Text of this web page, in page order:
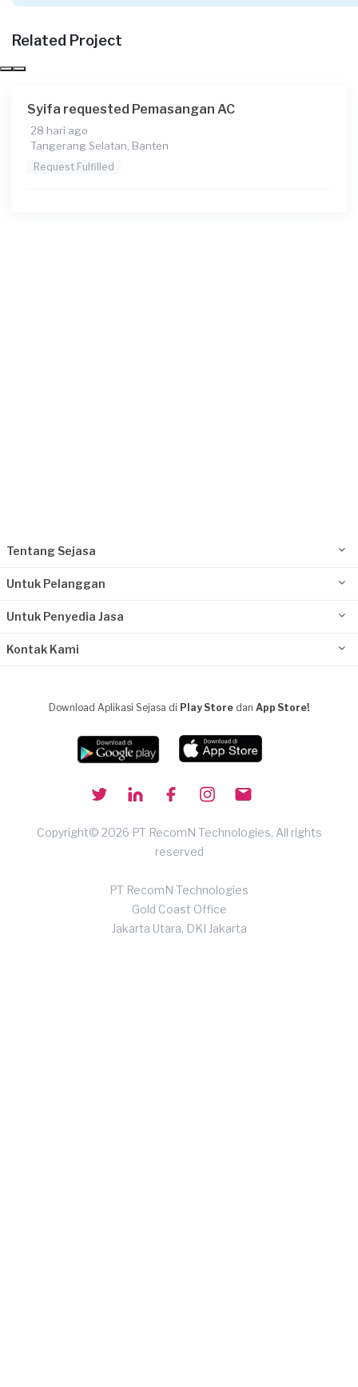
Tangerang Kabupaten, Banten
Asya requested Pemasangan AC
Tangerang Kota, Banten
Related Project
Syifa requested Pemasangan AC
28 hari ago
Tangerang Selatan, Banten
Request Fulfilled
Tentang Sejasa
Untuk Pelanggan
Untuk Penyedia Jasa
Kontak Kami
Download Aplikasi Sejasa di Play Store dan App Store!
Copyright© 2026 PT RecomN Technologies, All rights
reserved
PT RecomN Technologies
Gold Coast Office
Jakarta Utara, DKI Jakarta